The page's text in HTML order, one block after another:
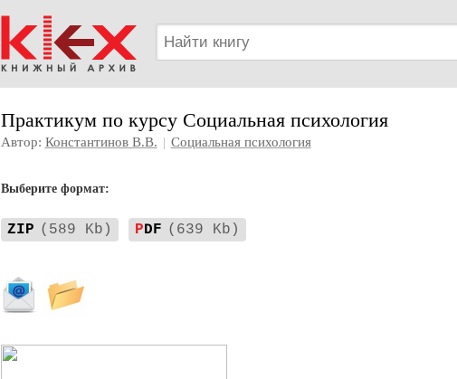
Практикум по курсу Социальная психология
Автор: Константинов В.В. | Социальная психология
Выберите формат:
ZIP (589 Kb) PDF (639 Kb)